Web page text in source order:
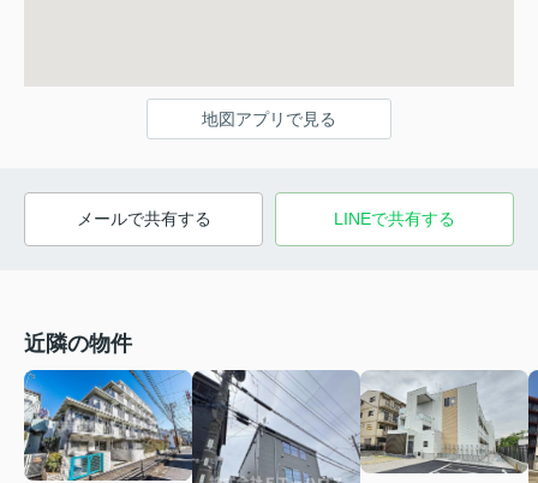
地図アプリで見る
メールで共有する LINEで共有する
近隣の物件